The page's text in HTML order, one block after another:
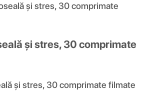
și stres, 30 comprimate
și stres, 30 comprimate